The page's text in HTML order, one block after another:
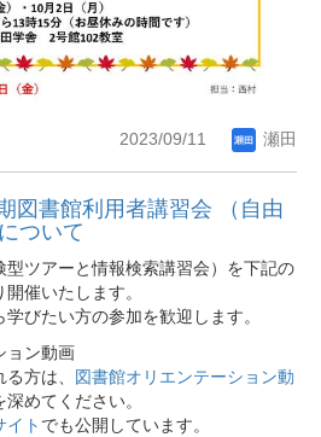
2023/09/11 瀬田
図書館利用者講習会 （自由
ついて
型ツアーと情報検索講習会）を下記の
開催いたします。
学びたい方の参加を歓迎します。
ョン動画
方は、 図書館オリエンテーション動
深めてください。
イト でも公開しています。